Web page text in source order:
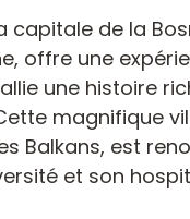
capitale de la
offre une
une histoire
magnifique
Balkans, est
et son